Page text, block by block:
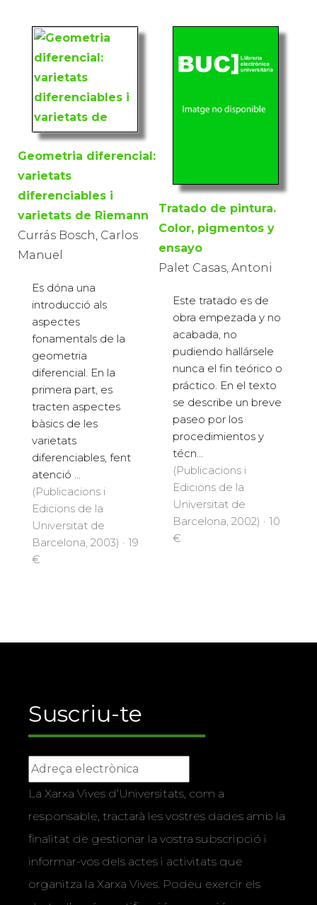
Geometria diferencial:
varietats
diferenciables i
varietats de Riemann
Currás Bosch, Carlos
Manuel
Es dóna una
introducció als
aspectes
fonamentals de la
geometria
diferencial. En la
primera part, es
tracten aspectes
bàsics de les
varietats
diferenciables, fent
atenció ...
(Publicacions i
Edicions de la
Universitat de
Barcelona, 2003) · 19
€
Tratado de pintura.
Color, pigmentos y
ensayo
Palet Casas, Antoni
Este tratado es de
obra empezada y no
acabada, no
pudiendo hallársele
nunca el fin teórico o
práctico. En el texto
se describe un breve
paseo por los
procedimientos y
técn...
(Publicacions i
Edicions de la
Universitat de
Barcelona, 2002) · 10
€
Suscriu-te
La Xarxa Vives d’Universitats, com a
responsable, tractarà les vostres dades amb la
finalitat de gestionar la vostra subscripció i
informar-vos dels actes i activitats que
organitza la Xarxa Vives. Podeu exercir els